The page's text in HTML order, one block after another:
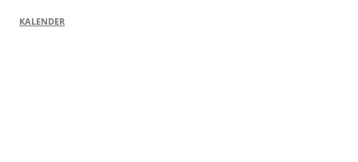
KALENDER